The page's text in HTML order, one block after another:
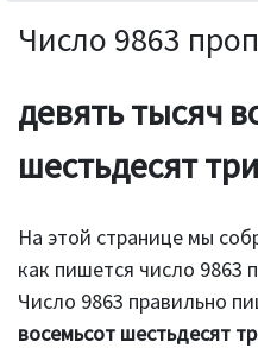
Число 9863
девять тысяч
шестьдесят три
На этой странице мы
как пишется число 9863
Число 9863 правильно
восемьсот шестьдесят